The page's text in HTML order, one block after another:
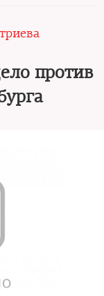
против